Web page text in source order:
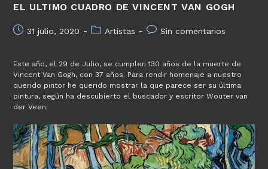
EL ULTIMO CUADRO DE VINCENT VAN GOGH
Publicación
entrada:
31 julio, 2020
Categoría
entrada:
Artistas
Comentarios
entrada:
Sin comentarios
Este año, el 29 de Julio, se cumplen 130 años de la muerte de
Vincent Van Gogh, con 37 años. Para rendir homenaje a nuestro
querido pintor he querido mostrar la que parece ser su última
pintura, según ha descubierto el buscador y escritor Wouter van
der Veen.